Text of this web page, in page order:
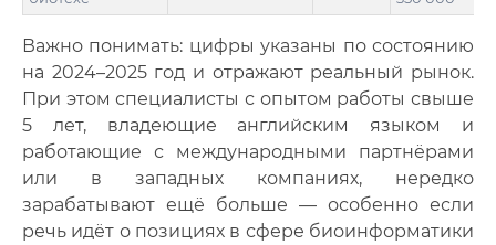
Важно понимать: цифры указаны по состоянию
на 2024–2025 год и отражают реальный рынок.
При этом специалисты с опытом работы свыше
5 лет, владеющие английским языком и
работающие с международными партнёрами
или в западных компаниях, нередко
зарабатывают ещё больше — особенно если
речь идёт о позициях в сфере биоинформатики